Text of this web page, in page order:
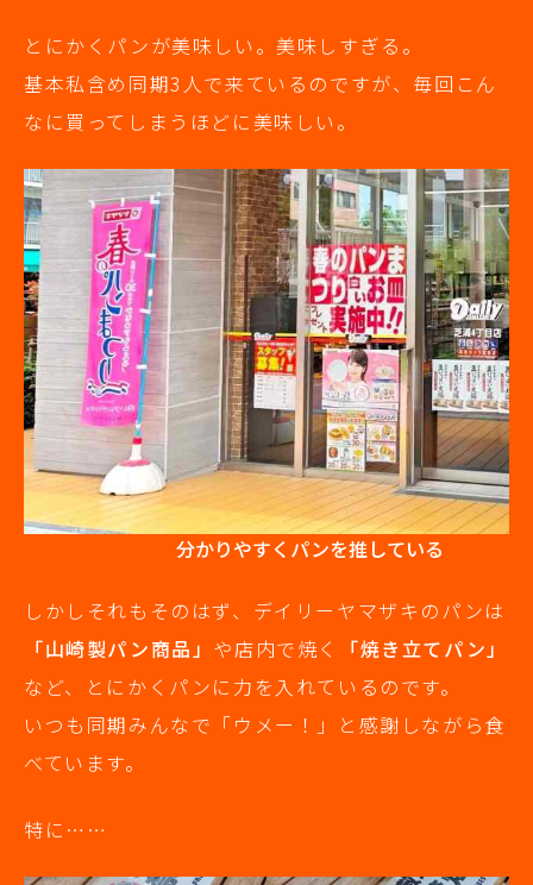
とにかくパンが美味しい。美味しすぎる。
基本私含め同期3人で来ているのですが、毎回こん
なに買ってしまうほどに美味しい。
分かりやすくパンを推している
しかしそれもそのはず、デイリーヤマザキのパンは
「山崎製パン商品」 や店内で焼く
「焼き立てパン」
など、とにかくパンに力を入れているのです。
いつも同期みんなで「ウメー！」と感謝しながら食
べています。
特に……